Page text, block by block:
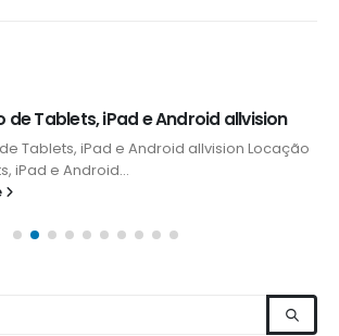
de Tablets, iPad e Android allvision
Tablets, iPad e Android allvision Locação
iPad e Android...